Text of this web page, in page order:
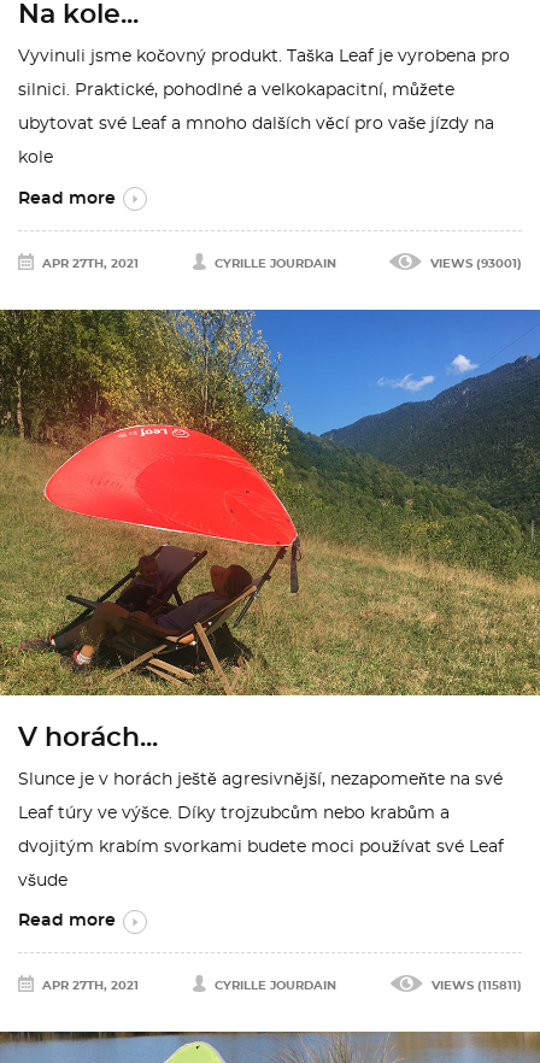
Na kole...
Vyvinuli jsme kočovný produkt. Taška Leaf je vyrobena pro
silnici. Praktické, pohodlné a velkokapacitní, můžete
ubytovat své Leaf a mnoho dalších věcí pro vaše jízdy na
kole
Read more
APR 27TH, 2021 CYRILLE JOURDAIN VIEWS (93001)
V horách...
Slunce je v horách ještě agresivnější, nezapomeňte na své
Leaf túry ve výšce. Díky trojzubcům nebo krabům a
dvojitým krabím svorkami budete moci používat své Leaf
všude
Read more
APR 27TH, 2021 CYRILLE JOURDAIN VIEWS (115811)